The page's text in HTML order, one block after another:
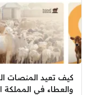
كيف تعيد المنصات
والعطاء في المملكة